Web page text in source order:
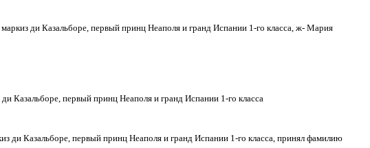
ди Казальборе, первый принц Неаполя и гранд Испании 1-го класса, ж- Мария
первый принц Неаполя и гранд Испании 1-го класса
Казальборе, первый принц Неаполя и гранд Испании 1-го класса, принял фамилию